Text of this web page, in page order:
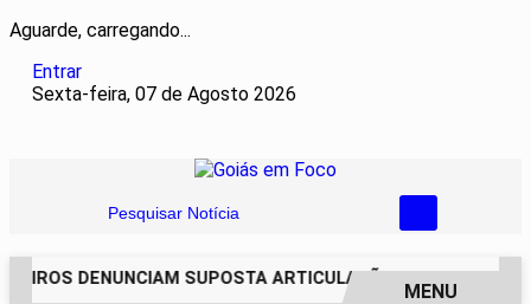
Aguarde, carregando...
Entrar
Sexta-feira, 07 de Agosto 2026
Pesquisar Notícia
DENUNCIAM SUPOSTA ARTICULAÇÃO PARA
MENU